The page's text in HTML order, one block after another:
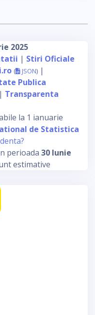
2025
| Stiri Oficiale
( JSON) |
Publica
| Transparenta
la 1 ianuarie
de Statistica
perioada 30 Iunie
estimative